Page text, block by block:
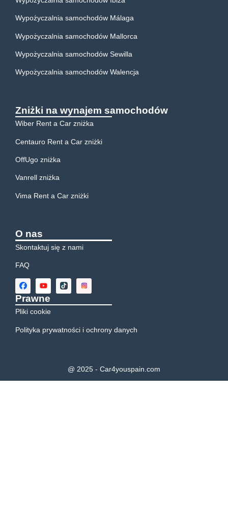
Wypożyczalnia samochodów Málaga
Wypożyczalnia samochodów Mallorca
Wypożyczalnia samochodów Sewilla
Wypożyczalnia samochodów Walencja
Zniżki na wynajem samochodów
Wiber Rent a Car zniżka
Centauro Rent a Car zniżki
OffUgo zniżka
Vanrell zniżka
Vima Rent a Car zniżki
O nas
Skontaktuj się z nami
FAQ
Prawne
Pliki cookie
Polityka prywatności i ochrony danych
@ 2025 - Car4youspain.com